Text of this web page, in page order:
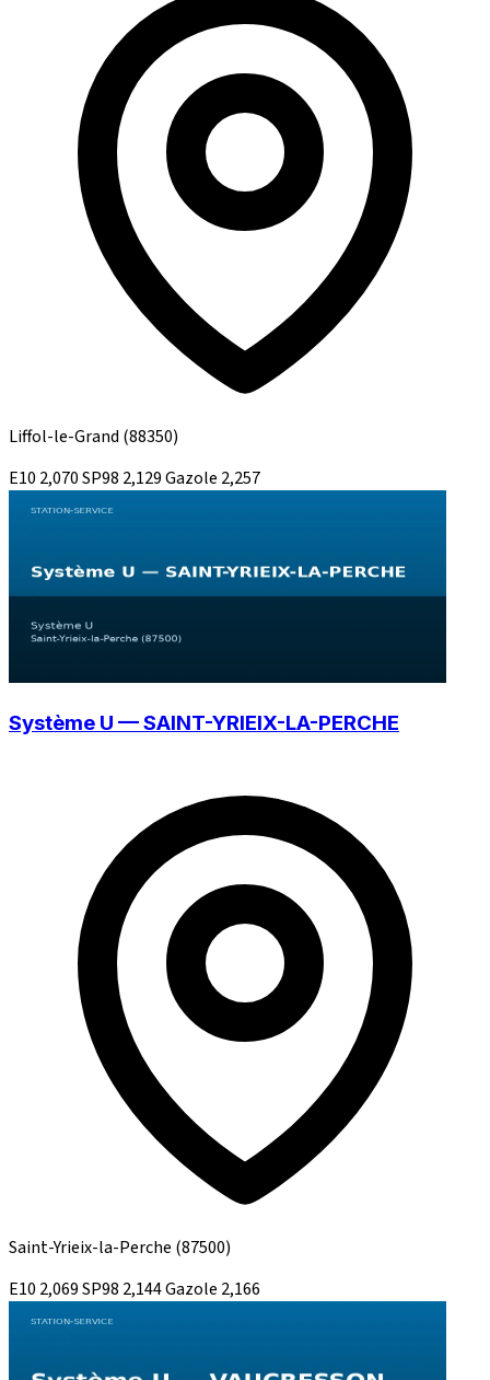
Liffol-le-Grand (88350)
E10 2,070SP98 2,129Gazole 2,257
Système U — SAINT-YRIEIX-LA-PERCHE
Saint-Yrieix-la-Perche (87500)
E10 2,069SP98 2,144Gazole 2,166